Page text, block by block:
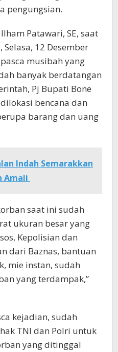
pengungsian.
Patawari, SE, saat
12 Desember
musibah yang
banyak berdatangan
Pj Bupati Bone
bencana dan
barang dan uang
Indah Semarakkan
Amali
saat ini sudah
ukuran besar yang
Kepolisian dan
dari Baznas, bantuan
mie instan, sudah
yang terdampak,”
kejadian, sudah
TNI dan Polri untuk
yang ditinggal